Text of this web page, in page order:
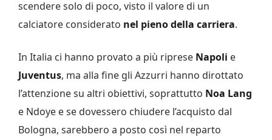
scendere solo di poco, visto il valore di un
calciatore considerato nel pieno della carriera.
In Italia ci hanno provato a più riprese Napoli e
Juventus, ma alla fine gli Azzurri hanno dirottato
l’attenzione su altri obiettivi, soprattutto Noa Lang
e Ndoye e se dovessero chiudere l’acquisto dal
Bologna, sarebbero a posto così nel reparto